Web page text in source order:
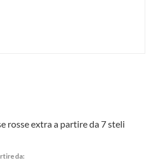
rosse extra a partire da 7 steli
da: